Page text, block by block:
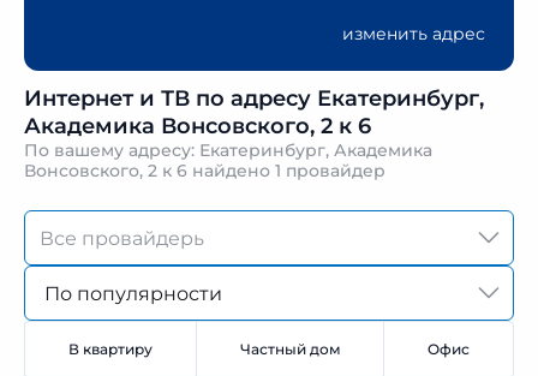
изменить адрес
Интернет и ТВ по адресу Екатеринбург,
Академика Вонсовского, 2 к 6
По вашему адресу: Екатеринбург, Академика
Вонсовского, 2 к 6 найдено 1 провайдер
По популярности
В квартиру Частный дом Офис